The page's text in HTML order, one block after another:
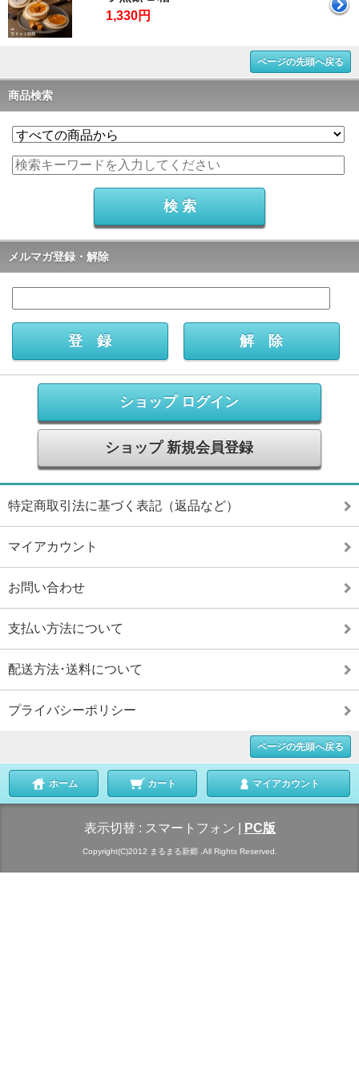
1,330円
ページの先頭へ戻る
商品検索
メルマガ登録・解除
ショップ ログイン
ショップ 新規会員登録
特定商取引法に基づく表記（返品など）
マイアカウント
お問い合わせ
支払い方法について
配送方法･送料について
プライバシーポリシー
ページの先頭へ戻る
ホーム カート マイアカウント
表示切替 : スマートフォン PC版
Copyright(C)2012 まるまる新郷 .All Rights Reserved.